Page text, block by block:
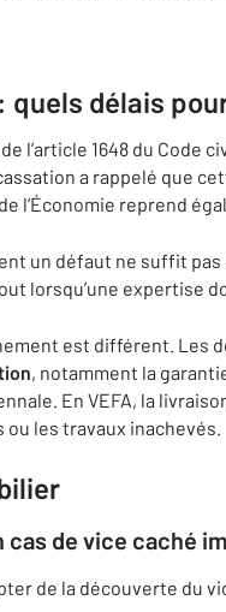
délais
l’article 1648 du Code
cassation a rappelé que
l’Économie reprend
un défaut ne suffit pas
lorsqu’une expertise
est différent.
, notamment la
En VEFA, la
les travaux inachevés.
cas de vice caché
de la découverte du